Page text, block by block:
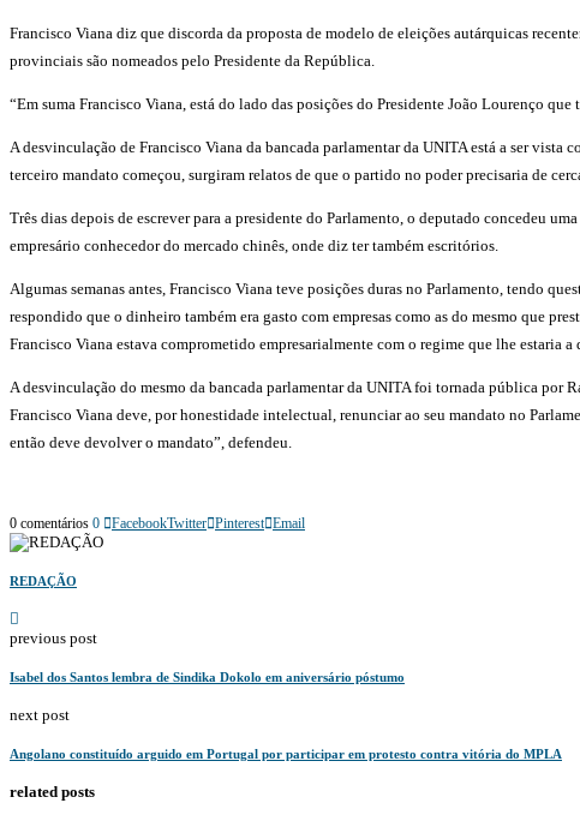
Francisco Viana diz que discorda da proposta de modelo de eleições autárquicas
provinciais são nomeados pelo Presidente da República.
“Em suma Francisco Viana, está do lado das posições do Presidente João Lourenço
A desvinculação de Francisco Viana da bancada parlamentar da UNITA está a ser
terceiro mandato começou, surgiram relatos de que o partido no poder precisaria de
Três dias depois de escrever para a presidente do Parlamento, o deputado concedeu
empresário conhecedor do mercado chinês, onde diz ter também escritórios.
Algumas semanas antes, Francisco Viana teve posições duras no Parlamento, tendo
respondido que o dinheiro também era gasto com empresas como as do mesmo que
Francisco Viana estava comprometido empresarialmente com o regime que lhe estaria a
A desvinculação do mesmo da bancada parlamentar da UNITA foi tornada pública por
Francisco Viana deve, por honestidade intelectual, renunciar ao seu mandato no
então deve devolver o mandato”, defendeu.
0 comentários 0 FacebookTwitter Pinterest Email
REDAÇÃO
previous post
Isabel dos Santos lembra de Sindika Dokolo em aniversário póstumo
next post
Angolano constituído arguido em Portugal por participar em protesto contra vitória do MPLA
related posts